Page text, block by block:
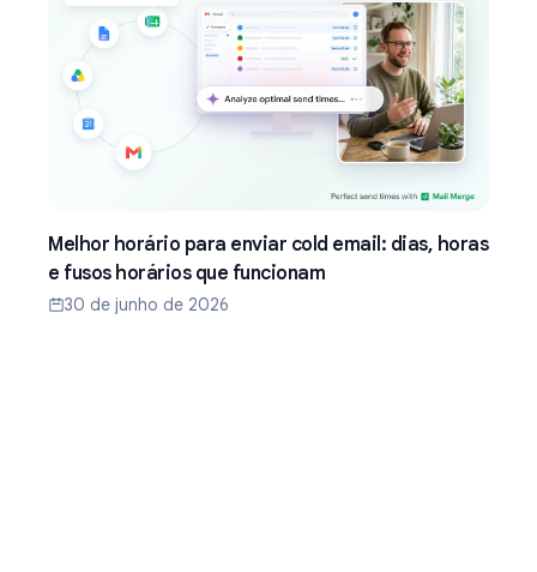
Melhor horário para enviar cold email: dias, horas
e fusos horários que funcionam
30 de junho de 2026